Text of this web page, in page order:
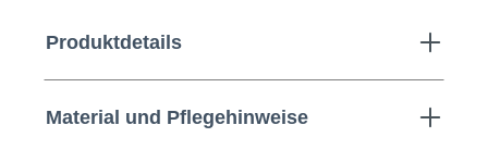
Produktdetails
Material und Pflegehinweise